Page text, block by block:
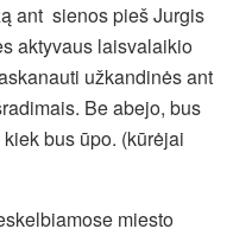
ant sienos pieš Jurgis
aktyvaus laisvalaikio
užkandinės ant
Be abejo, bus
bus ūpo. (kūrėjai
miesto